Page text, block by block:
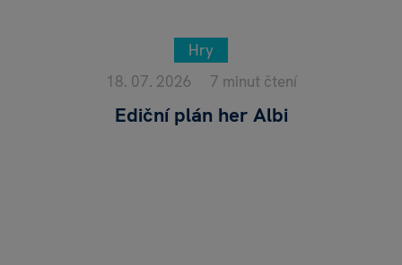
Hry
18. 07. 2026
7 minut čtení
Ediční plán her Albi